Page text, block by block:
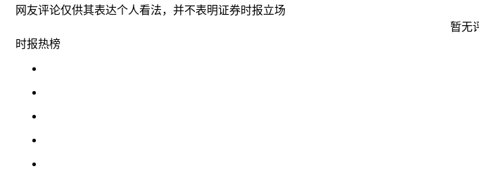
网友评论仅供其表达个人看法，并不表明证券时报立场
暂无
时报热榜